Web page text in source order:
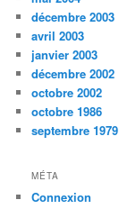
décembre 2003
avril 2003
janvier 2003
décembre 2002
octobre 2002
octobre 1986
septembre 1979
MÉTA
Connexion